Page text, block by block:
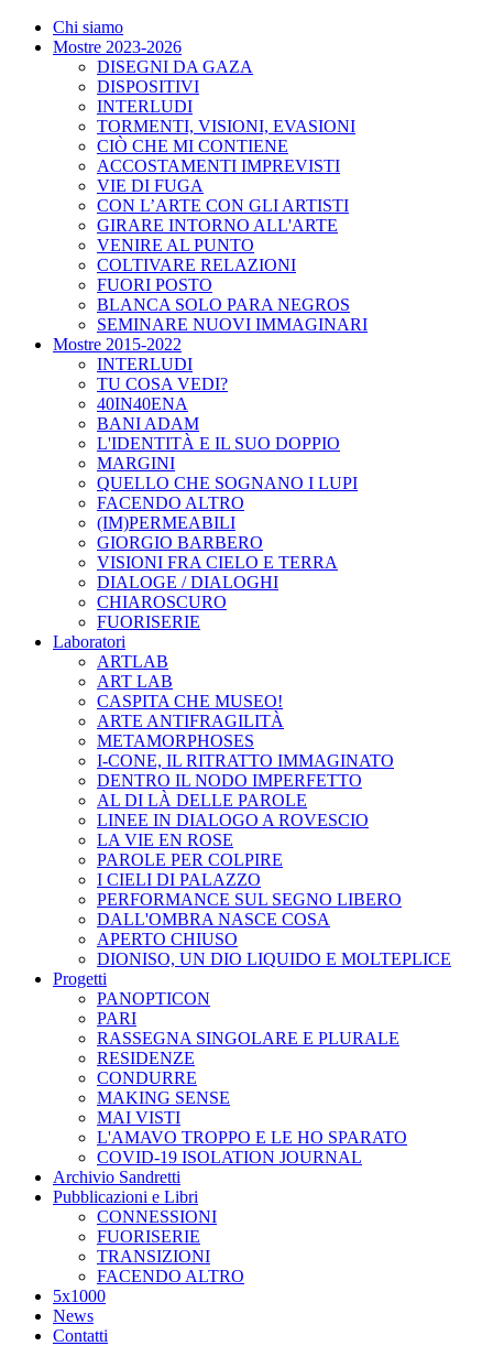
Chi siamo
Mostre 2023-2026
DISEGNI DA GAZA
DISPOSITIVI
INTERLUDI
TORMENTI, VISIONI, EVASIONI
CIÒ CHE MI CONTIENE
ACCOSTAMENTI IMPREVISTI
VIE DI FUGA
CON L’ARTE CON GLI ARTISTI
GIRARE INTORNO ALL'ARTE
VENIRE AL PUNTO
COLTIVARE RELAZIONI
FUORI POSTO
BLANCA SOLO PARA NEGROS
SEMINARE NUOVI IMMAGINARI
Mostre 2015-2022
INTERLUDI
TU COSA VEDI?
40IN40ENA
BANI ADAM
L'IDENTITÀ E IL SUO DOPPIO
MARGINI
QUELLO CHE SOGNANO I LUPI
FACENDO ALTRO
(IM)PERMEABILI
GIORGIO BARBERO
VISIONI FRA CIELO E TERRA
DIALOGE / DIALOGHI
CHIAROSCURO
FUORISERIE
Laboratori
ARTLAB
ART LAB
CASPITA CHE MUSEO!
ARTE ANTIFRAGILITÀ
METAMORPHOSES
I-CONE, IL RITRATTO IMMAGINATO
DENTRO IL NODO IMPERFETTO
AL DI LÀ DELLE PAROLE
LINEE IN DIALOGO A ROVESCIO
LA VIE EN ROSE
PAROLE PER COLPIRE
I CIELI DI PALAZZO
PERFORMANCE SUL SEGNO LIBERO
DALL'OMBRA NASCE COSA
APERTO CHIUSO
DIONISO, UN DIO LIQUIDO E MOLTEPLICE
Progetti
PANOPTICON
PARI
RASSEGNA SINGOLARE E PLURALE
RESIDENZE
CONDURRE
MAKING SENSE
MAI VISTI
L'AMAVO TROPPO E LE HO SPARATO
COVID-19 ISOLATION JOURNAL
Archivio Sandretti
Pubblicazioni e Libri
CONNESSIONI
FUORISERIE
TRANSIZIONI
FACENDO ALTRO
5x1000
News
Contatti